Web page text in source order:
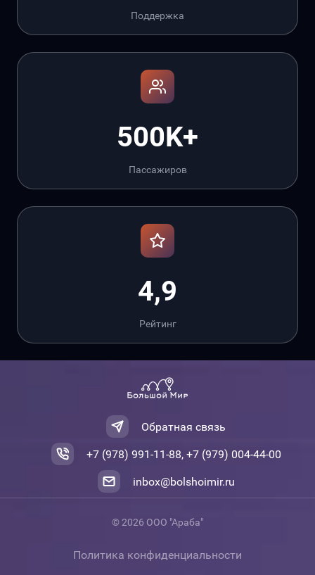
Поддержка
500K+
Пассажиров
4,9
Рейтинг
Обратная связь
+7 (978) 991-11-88, +7 (979) 004-44-00
inbox@bolshoimir.ru
© 2026 ООО "Араба"
Политика конфиденциальности